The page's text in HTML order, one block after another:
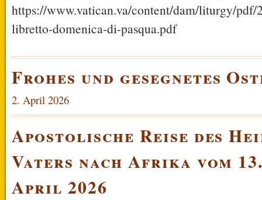
https://www.vatican.va/content/dam/liturgy/pdf/
libretto-domenica-di-pasqua.pdf
Frohes und gesegnetes
2. April 2026
Apostolische Reise des
Vaters nach Afrika vom
April 2026